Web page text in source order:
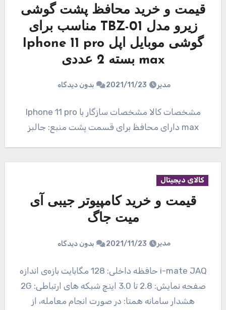
قیمت و خرید محافظ پشت گوشی
زیرو مدل TBZ-01 مناسب برای
گوشی موبایل اپل Iphone 11 pro
max بسته 2 عددی
مدیر 2021/11/23 بدون دیدگاه
مشخصات کالا مشخصات سازگار با Iphone 11 pro
max دارای محافظ برای قسمت پشت منبع: جالبز
کالای دیجیتال
قیمت و خرید کامپیوتر جیبی آی
میت جاگ
مدیر 2021/11/23 بدون دیدگاه
i-mate JAQ حافظه داخلی: 128 مگابایت بازه‌ی اندازه
صفحه نمایش: 2.8 تا 3.0 اینچ شبکه های ارتباطی: 2G
هشدار سامانه همتا: در صورت انجام معامله، از